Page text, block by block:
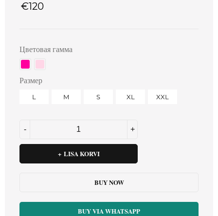
€120
Цветовая гамма
Размер
L M S XL XXL
LISA KORVI
BUY NOW
BUY VIA WHATSAPP